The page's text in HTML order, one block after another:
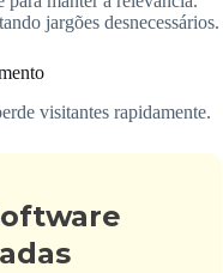
jargões desnecessários.
visitantes rapidamente.